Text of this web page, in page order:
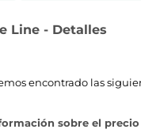
Line - Detalles
encontrado las
sobre el precio